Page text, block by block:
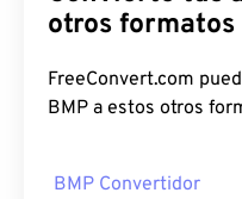
otros formatos
FreeConvert.com
BMP a estos otros
BMP Convertidor